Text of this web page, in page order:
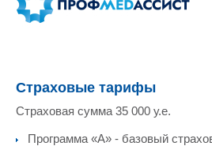
Страховые тарифы
Страховая сумма 35 000 у.е.
Программа «А» - базовый